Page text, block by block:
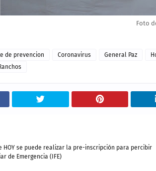
Foto
de prevencion Coronavirus General Paz
HOY se puede realizar la pre-inscripción para percibir
de Emergencia (IFE)